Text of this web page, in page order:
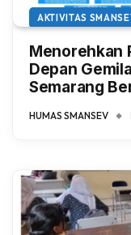
AKTIVITAS
Menorehkan
Depan
Semarang
HUMAS SMANSEV